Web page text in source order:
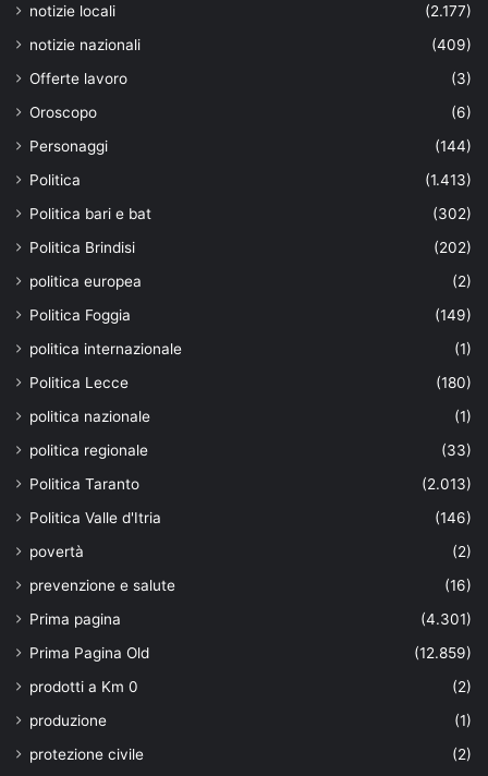
notizie locali
(2.177)
notizie nazionali
(409)
Offerte lavoro
(3)
Oroscopo
(6)
Personaggi
(144)
Politica
(1.413)
Politica bari e bat
(302)
Politica Brindisi
(202)
politica europea
(2)
Politica Foggia
(149)
politica internazionale
(1)
Politica Lecce
(180)
politica nazionale
(1)
politica regionale
(33)
Politica Taranto
(2.013)
Politica Valle d'Itria
(146)
povertà
(2)
prevenzione e salute
(16)
Prima pagina
(4.301)
Prima Pagina Old
(12.859)
prodotti a Km 0
(2)
produzione
(1)
protezione civile
(2)